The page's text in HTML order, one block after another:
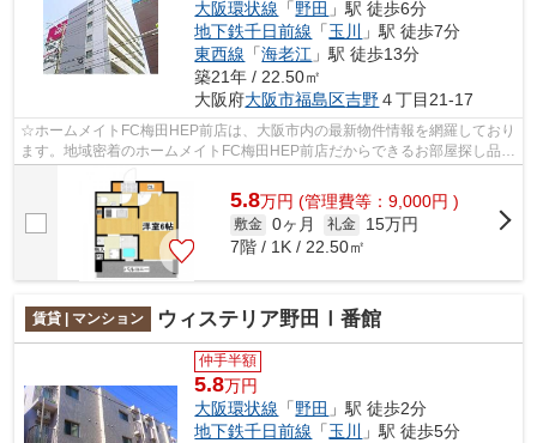
大阪環状線 「野田 」駅 徒歩6分
地下鉄千日前線 「玉川 」駅 徒歩7分
東西線 「海老江 」駅 徒歩13分
築21年 / 22.50㎡
大阪府大阪市福島区吉野４丁目21-17
☆ホームメイトFC梅田HEP前店は、大阪市内の最新物件情報を網羅しており
ます。地域密着のホームメイトFC梅田HEP前店だからできるお部屋探し品質
5.8万円 (管理費等：9,000円 )
敷金 0ヶ月 礼金
15万円
7階 / 1K / 22.50㎡
賃貸 | マンション ウィステリア野田Ⅰ番館
仲手半額
5.8万円
大阪環状線 「野田 」駅 徒歩2分
地下鉄千日前線 「玉川
」駅 徒歩5分